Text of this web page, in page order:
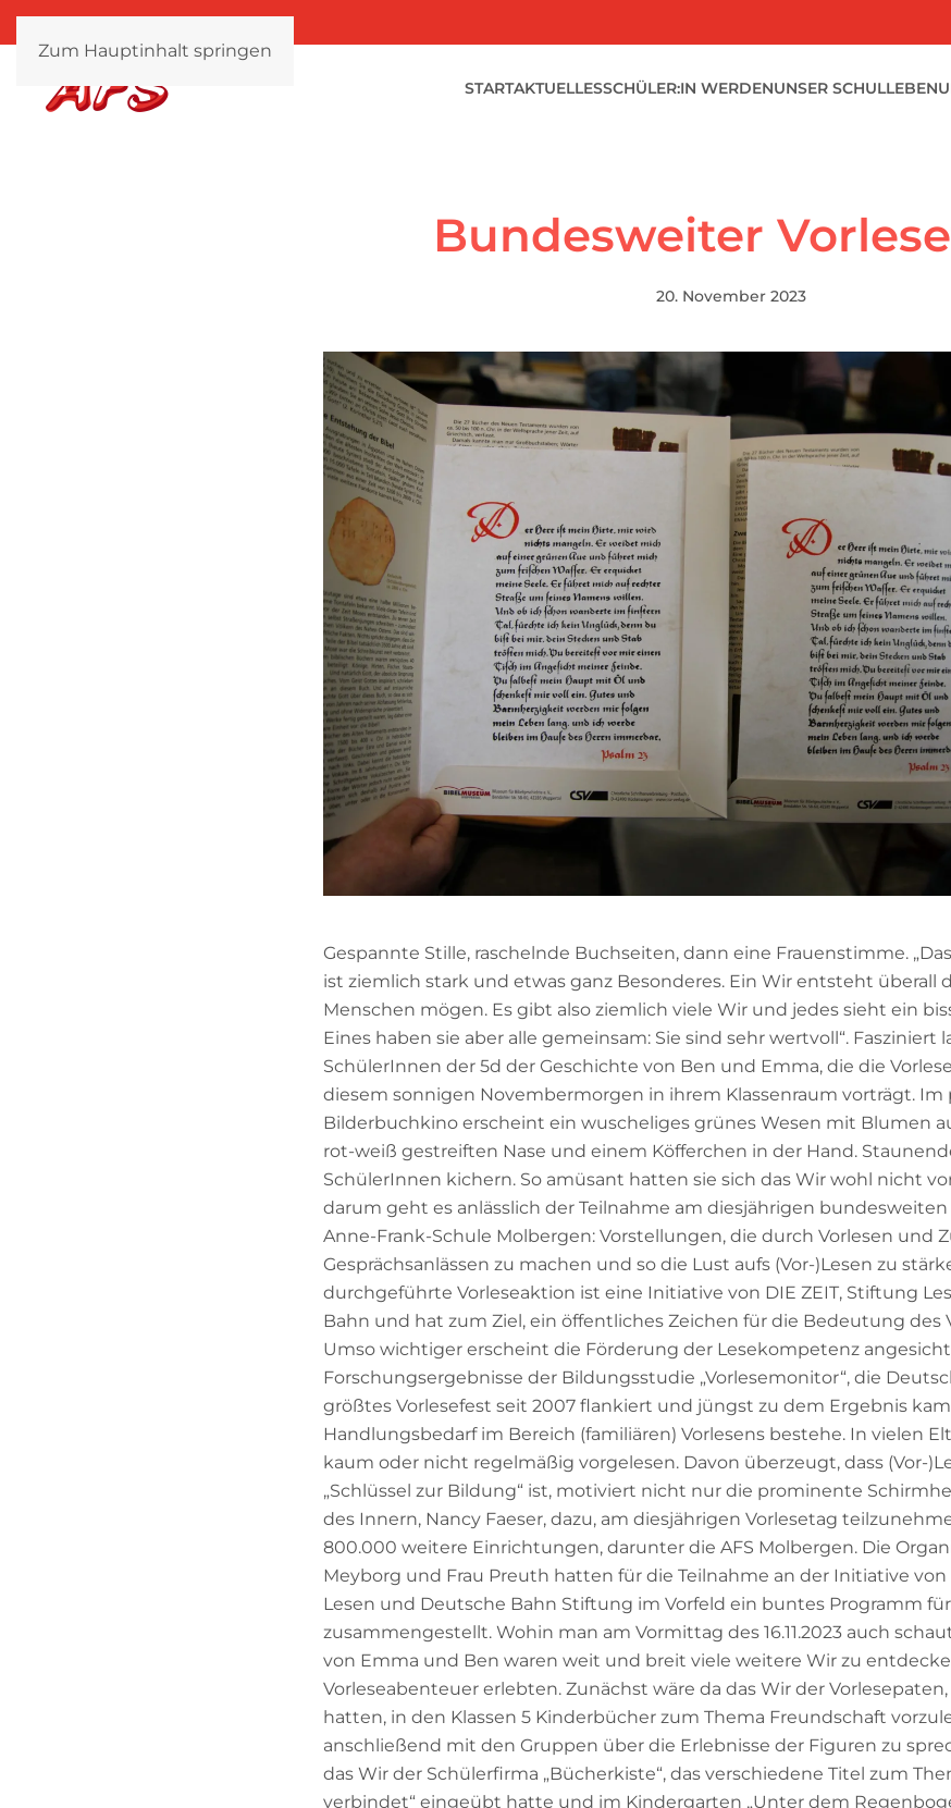
Zum Hauptinhalt springen
STARTAKTUELLESSCHÜLER:IN WERDENUNSER SCHULLEBEN
Bundesweiter
20. November 2023
Gespannte Stille, raschelnde Buchseiten, dann eine Frauenstimme.
ist ziemlich stark und etwas ganz Besonderes. Ein Wir entsteht überall
Menschen mögen. Es gibt also ziemlich viele Wir und jedes sieht ein
Eines haben sie aber alle gemeinsam: Sie sind sehr wertvoll“. Fasziniert
SchülerInnen der 5d der Geschichte von Ben und Emma, die die
diesem sonnigen Novembermorgen in ihrem Klassenraum vorträgt. Im
Bilderbuchkino erscheint ein wuscheliges grünes Wesen mit Blumen
rot-weiß gestreiften Nase und einem Köfferchen in der Hand.
SchülerInnen kichern. So amüsant hatten sie sich das Wir wohl nicht
darum geht es anlässlich der Teilnahme am diesjährigen bundesweiten
Anne-Frank-Schule Molbergen: Vorstellungen, die durch Vorlesen und
Gesprächsanlässen zu machen und so die Lust aufs (Vor-)Lesen zu
durchgeführte Vorleseaktion ist eine Initiative von DIE ZEIT, Stiftung
Bahn und hat zum Ziel, ein öffentliches Zeichen für die Bedeutung des
Umso wichtiger erscheint die Förderung der Lesekompetenz
Forschungsergebnisse der Bildungsstudie „Vorlesemonitor“, die
größtes Vorlesefest seit 2007 flankiert und jüngst zu dem Ergebnis
Handlungsbedarf im Bereich (familiären) Vorlesens bestehe. In vielen
kaum oder nicht regelmäßig vorgelesen. Davon überzeugt, dass (Vor-
„Schlüssel zur Bildung“ ist, motiviert nicht nur die prominente
des Innern, Nancy Faeser, dazu, am diesjährigen Vorlesetag
800.000 weitere Einrichtungen, darunter die AFS Molbergen. Die
Meyborg und Frau Preuth hatten für die Teilnahme an der Initiative
Lesen und Deutsche Bahn Stiftung im Vorfeld ein buntes Programm
zusammengestellt. Wohin man am Vormittag des 16.11.2023 auch
von Emma und Ben waren weit und breit viele weitere Wir zu
Vorleseabenteuer erlebten. Zunächst wäre da das Wir der
hatten, in den Klassen 5 Kinderbücher zum Thema Freundschaft
anschließend mit den Gruppen über die Erlebnisse der Figuren zu
das Wir der Schülerfirma „Bücherkiste“, das verschiedene Titel zum
verbindet“ eingeübt hatte und im Kindergarten „Unter dem